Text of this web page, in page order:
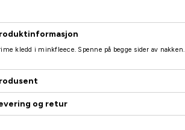
kledd i minkfleece. Spenne på begge sider av nakken.
og retur